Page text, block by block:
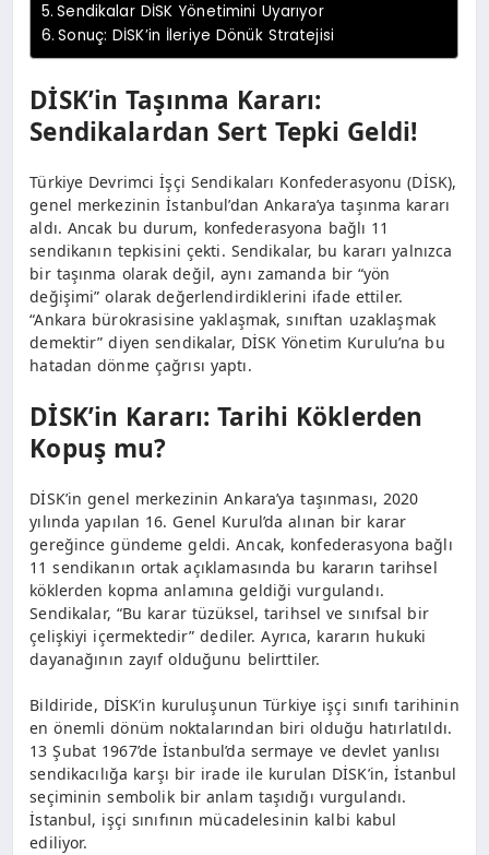
Sendikalar DİSK Yönetimini Uyarıyor
Sonuç: DİSK’in İleriye Dönük Stratejisi
DİSK’in Taşınma Kararı:
Sendikalardan Sert Tepki Geldi!
Türkiye Devrimci İşçi Sendikaları Konfederasyonu (DİSK),
genel merkezinin İstanbul’dan Ankara’ya taşınma kararı
aldı. Ancak bu durum, konfederasyona bağlı 11
sendikanın tepkisini çekti. Sendikalar, bu kararı yalnızca
bir taşınma olarak değil, aynı zamanda bir “yön
değişimi” olarak değerlendirdiklerini ifade ettiler.
“Ankara bürokrasisine yaklaşmak, sınıftan uzaklaşmak
demektir” diyen sendikalar, DİSK Yönetim Kurulu’na bu
hatadan dönme çağrısı yaptı.
DİSK’in Kararı: Tarihi Köklerden
Kopuş mu?
DİSK’in genel merkezinin Ankara’ya taşınması, 2020
yılında yapılan 16. Genel Kurul’da alınan bir karar
gereğince gündeme geldi. Ancak, konfederasyona bağlı
11 sendikanın ortak açıklamasında bu kararın tarihsel
köklerden kopma anlamına geldiği vurgulandı.
Sendikalar, “Bu karar tüzüksel, tarihsel ve sınıfsal bir
çelişkiyi içermektedir” dediler. Ayrıca, kararın hukuki
dayanağının zayıf olduğunu belirttiler.
Bildiride, DİSK’in kuruluşunun Türkiye işçi sınıfı tarihinin
en önemli dönüm noktalarından biri olduğu hatırlatıldı.
13 Şubat 1967’de İstanbul’da sermaye ve devlet yanlısı
sendikacılığa karşı bir irade ile kurulan DİSK’in, İstanbul
seçiminin sembolik bir anlam taşıdığı vurgulandı.
İstanbul, işçi sınıfının mücadelesinin kalbi kabul
ediliyor.